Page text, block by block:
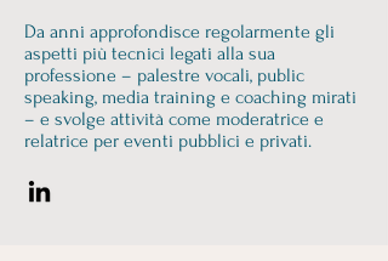
Da anni approfondisce regolarmente gli
aspetti più tecnici legati alla sua
professione – palestre vocali, public
speaking, media training e coaching mirati
– e svolge attività come moderatrice e
relatrice per eventi pubblici e privati.